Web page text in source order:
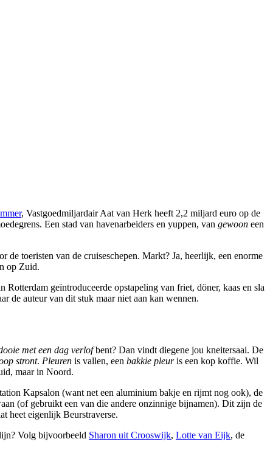
, Vastgoedmiljardair Aat van Herk heeft 2,2 miljard euro op de
Een stad van havenarbeiders en yuppen, van gewoon een
toeristen van de cruiseschepen. Markt? Ja, heerlijk, een enorme
op Zuid.
geïntroduceerde opstapeling van friet, döner, kaas en sla
de auteur van dit stuk maar niet aan kan wennen.
met een dag verlofbent? Dan vindt diegene jou kneitersaai. De
stront. Pleuren is vallen, een bakkie pleuris een kop koffie. Wil
maar in Noord.
Kapsalon (want net een aluminium bakje en rijmt nog ook), de
(of gebruikt een van die andere onzinnige bijnamen). Dit zijn de
heet eigenlijk Beurstraverse.
Volg bijvoorbeeld Sharon uit Crooswijk, Lotte van Eijk, de